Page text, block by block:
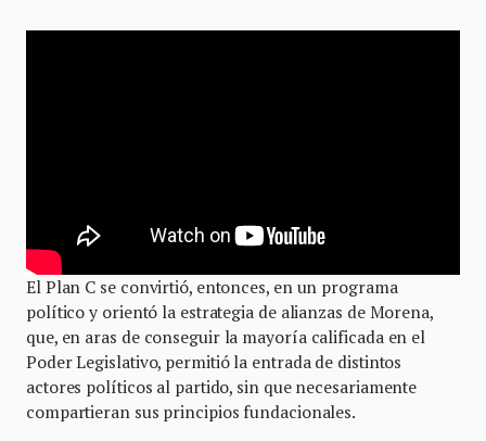
El Plan C se convirtió, entonces, en un programa
político y orientó la estrategia de alianzas de Morena,
que, en aras de conseguir la mayoría calificada en el
Poder Legislativo, permitió la entrada de distintos
actores políticos al partido, sin que necesariamente
compartieran sus principios fundacionales.